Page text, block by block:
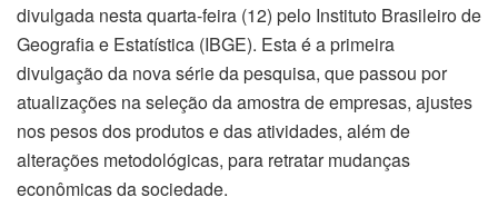
divulgada nesta quarta-feira (12) pelo Instituto Brasileiro de
Geografia e Estatística (IBGE). Esta é a primeira
divulgação da nova série da pesquisa, que passou por
atualizações na seleção da amostra de empresas, ajustes
nos pesos dos produtos e das atividades, além de
alterações metodológicas, para retratar mudanças
econômicas da sociedade.